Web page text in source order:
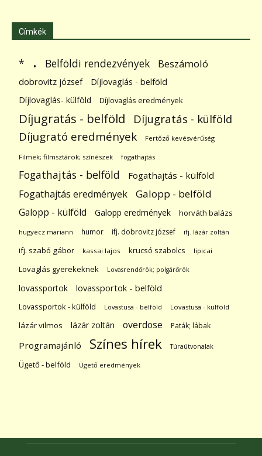
Címkék
* . Belföldi rendezvények Beszámoló
dobrovitz józsef
Díjlovaglás - belföld
Díjlovaglás- külföld
Díjlovaglás eredmények
Díjugratás - belföld Díjugratás - külföld
Díjugrató eredmények Fertőző kevésvérűség
Filmek; filmsztárok; színészek fogathajtás
Fogathajtás - belföld Fogathajtás - külföld
Fogathajtás eredmények Galopp - belföld
Galopp - külföld Galopp eredmények horváth balázs
hugyecz mariann humor ifj. dobrovitz józsef ifj. lázár zoltán
ifj. szabó gábor kassai lajos krucsó szabolcs lipicai
Lovaglás gyerekeknek Lovasrendőrök; polgárőrök
lovassportok lovassportok - belföld
Lovassportok - külföld Lovastusa - belföld Lovastusa - külföld
lázár vilmos lázár zoltán overdose Paták; lábak
Programajánló Színes hírek Túraútvonalak
Ügető - belföld Ügető eredmények